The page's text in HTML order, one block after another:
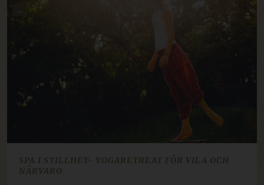
...
SPA I STILLHET- YOGARETREAT FÖR VILA OCH
NÄRVARO